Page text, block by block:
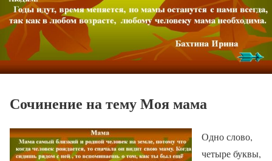
Сочинение на тему Моя мама
Одно слово,
четыре буквы,